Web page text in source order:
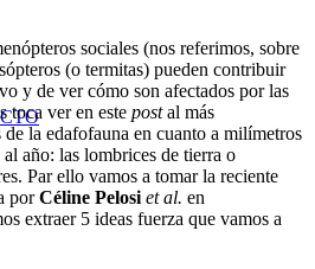
sociales (nos referimos, sobre
(o termitas) pueden contribuir
y de ver cómo son afectados por las
toca ver en este postal más
la edafofauna en cuanto a milímetros
año: las lombrices de tierra o
Par ello vamos a tomar la reciente
porCéline Pelosi et al. en
extraer 5 ideas fuerza que vamos a